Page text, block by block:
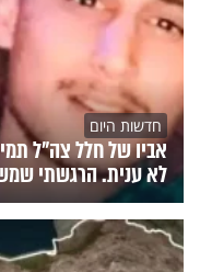
חדשות היום
אביו של חלל צה"ל
לא ענית. הרגשתי